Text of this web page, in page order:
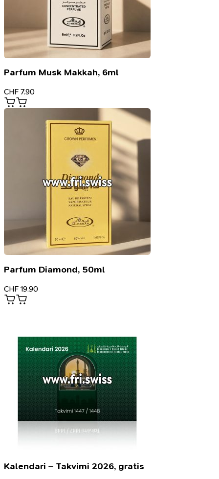
Parfum Musk Makkah, 6ml
CHF 7.90
Parfum Diamond, 50ml
CHF 19.90
Kalendari – Takvimi 2026, gratis